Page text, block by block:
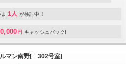
1人 が検討中！
円 キャッシュバック!
マン南野[ 302号室]